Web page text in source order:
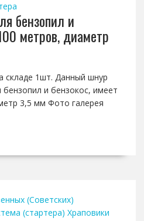
бензопил и
метров, диаметр
складе 1шт. Данный шнур
и бензокос, имеет
3,5 мм Фото галерея
(Советских)
(стартера) Храповики